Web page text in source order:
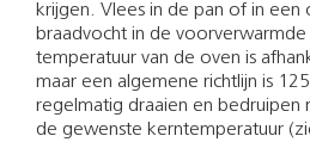
krijgen. Vlees in de pan of in een
braadvocht in de
temperatuur van de oven is
maar een algemene richtlijn is
regelmatig draaien en
de gewenste kerntemperatuur